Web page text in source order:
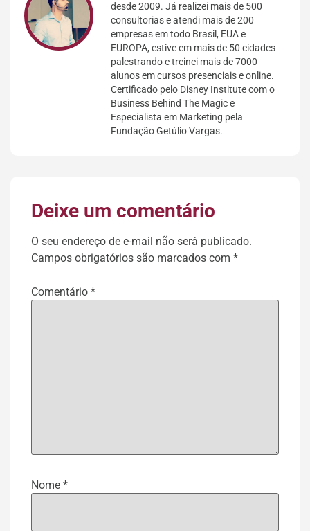
desde 2009. Já realizei mais de 500
consultorias e atendi mais de 200
empresas em todo Brasil, EUA e
EUROPA, estive em mais de 50 cidades
palestrando e treinei mais de 7000
alunos em cursos presenciais e online.
Certificado pelo Disney Institute com o
Business Behind The Magic e
Especialista em Marketing pela
Fundação Getúlio Vargas.
Deixe um comentário
O seu endereço de e-mail não será publicado.
Campos obrigatórios são marcados com *
Comentário *
Nome *